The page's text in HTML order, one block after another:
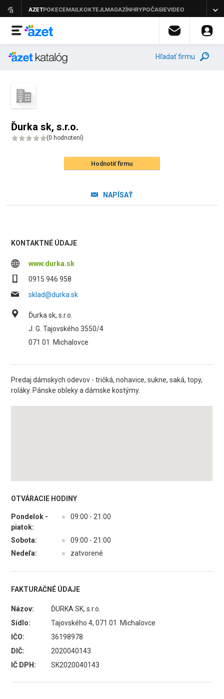
Hľadať firmu
Ďurka sk, s.r.o.
(0 hodnotení)
Hodnotiť firmu
NAPÍSAŤ
KONTAKTNÉ ÚDAJE
www.durka.sk
0915 946 958
sklad@durka.sk
Ďurka sk, s.r.o.
J. G. Tajovského 3550/4
071 01
Michalovce
Predaj dámskych odevov - tričká, nohavice, sukne, saká, topy,
roláky. Pánske obleky a dámske kostýmy.
OTVÁRACIE HODINY
Pondelok -
piatok:
● 09:00 - 21:00
Sobota: ●
09:00 - 21:00
Nedeľa:
● zatvorené
FAKTURAČNÉ ÚDAJE
Názov:
ĎURKA SK, s.r.o.
Sídlo:
Tajovského 4, 071 01 Michalovce
IČO:
36198978
DIČ:
2020040143
IČ DPH:
SK2020040143